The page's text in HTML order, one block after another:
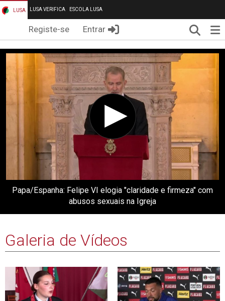
LUSA LUSA VERIFICA ESCOLA LUSA
Registe-se Entrar
Papa/Espanha: Felipe VI elogia "claridade e firmeza" com
abusos sexuais na Igreja
Galeria de Vídeos